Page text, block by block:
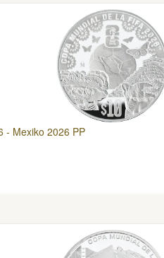
- Mexiko 2026 PP